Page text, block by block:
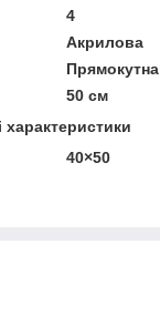
4
Акрилова
Прямокутна
50 см
40×50